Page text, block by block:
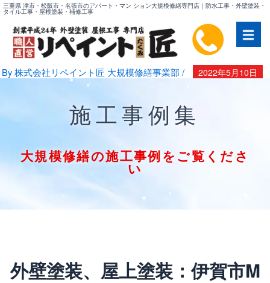
内
ッ
三重県 津市・松阪市・名張市のアパート・マン ション大規模修繕専門店｜防水工事・外壁塗装・
タイル工事・屋根塗装・補修工事
By株式会社リペイント匠 大規模修繕事業部 / 2022年5月10日
施工事例集
大規模修繕の施工事例をご覧くださ
い
外壁塗装、屋上塗装：伊賀市M